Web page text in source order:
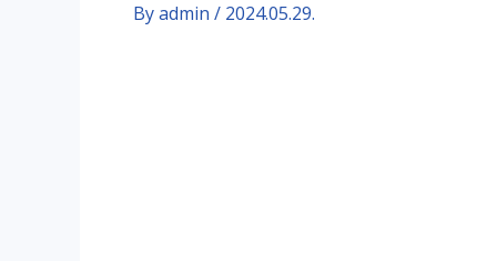
Byadmin / 2024.05.29.